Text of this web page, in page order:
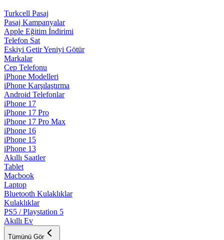
Turkcell Pasaj
Pasaj Kampanyalar
Apple Eğitim İndirimi
Telefon Sat
Eskiyi Getir Yeniyi Götür
Markalar
Cep Telefonu
iPhone Modelleri
iPhone Karşılaştırma
Android Telefonlar
iPhone 17
iPhone 17 Pro
iPhone 17 Pro Max
iPhone 16
iPhone 15
iPhone 13
Akıllı Saatler
Tablet
Macbook
Laptop
Bluetooth Kulaklıklar
Kulaklıklar
PS5 / Playstation 5
Akıllı Ev
Tümünü Gör